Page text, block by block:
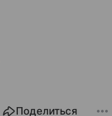
Поделиться